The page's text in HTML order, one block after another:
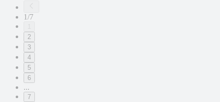
1/7
2
3
4
5
6
...
7